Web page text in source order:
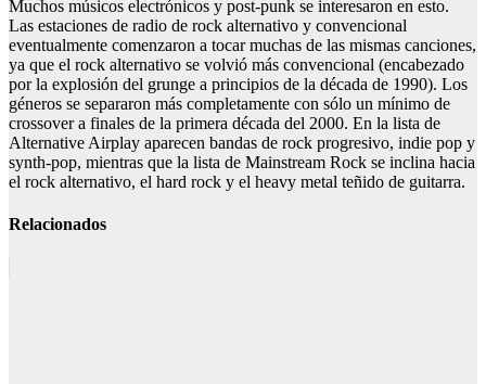
Muchos músicos electrónicos y post-punk se interesaron en esto.
Las estaciones de radio de rock alternativo y convencional
eventualmente comenzaron a tocar muchas de las mismas canciones,
ya que el rock alternativo se volvió más convencional (encabezado
por la explosión del grunge a principios de la década de 1990). Los
géneros se separaron más completamente con sólo un mínimo de
crossover a finales de la primera década del 2000. En la lista de
Alternative Airplay aparecen bandas de rock progresivo, indie pop y
synth-pop, mientras que la lista de Mainstream Rock se inclina hacia
el rock alternativo, el hard rock y el heavy metal teñido de guitarra.
Relacionados